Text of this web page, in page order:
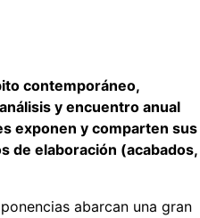
contemporáneo,
y encuentro anual
exponen y comparten sus
de elaboración (acabados,
abarcan una gran